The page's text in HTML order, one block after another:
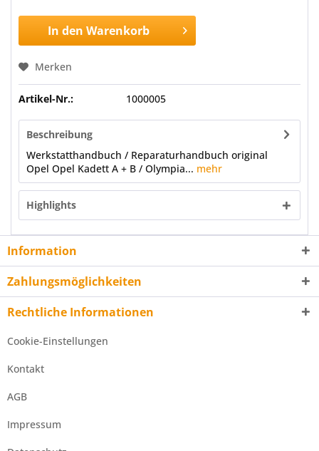
In den Warenkorb
Merken
Artikel-Nr.: 1000005
Beschreibung
Werkstatthandbuch / Reparaturhandbuch original
Opel Opel Kadett A + B / Olympia... mehr
Highlights
Information
Zahlungsmöglichkeiten
Rechtliche Informationen
Cookie-Einstellungen
Kontakt
AGB
Impressum